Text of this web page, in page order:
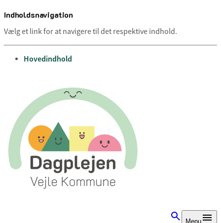
Indholdsnavigation
Vælg et link for at navigere til det respektive indhold.
gå til
Hovedindhold
Menu